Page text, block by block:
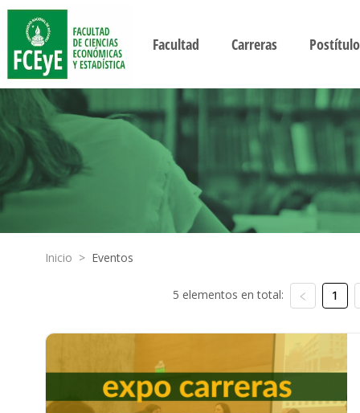
Facultad Carreras
Inicio > Eventos
5 elementos en total: 1